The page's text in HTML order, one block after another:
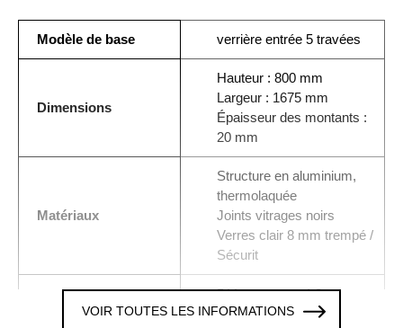
Modèle de base verrière entrée 5 travées
Dimensions
Hauteur : 800 mm
Largeur : 1675 mm
Épaisseur des montants :
20 mm
Matériaux
Structure en aluminium,
thermolaquée
Joints vitrages noirs
Verres clair 8 mm trempé /
Sécurit
Vitrages
5 Verres trempé 8 mm
clair
VOIR TOUTES LES INFORMATIONS